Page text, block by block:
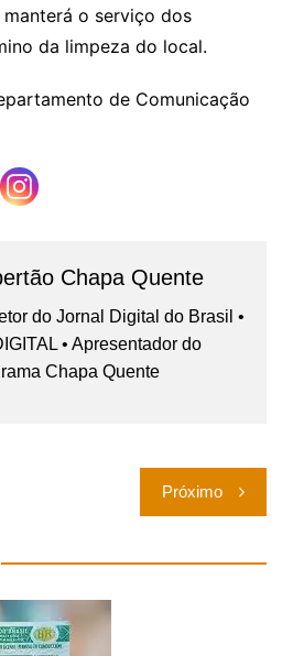
o serviço dos
da limpeza do local.
de Comunicação
Chapa Quente
do Jornal Digital do Brasil •
• Apresentador do
Chapa Quente
Próximo